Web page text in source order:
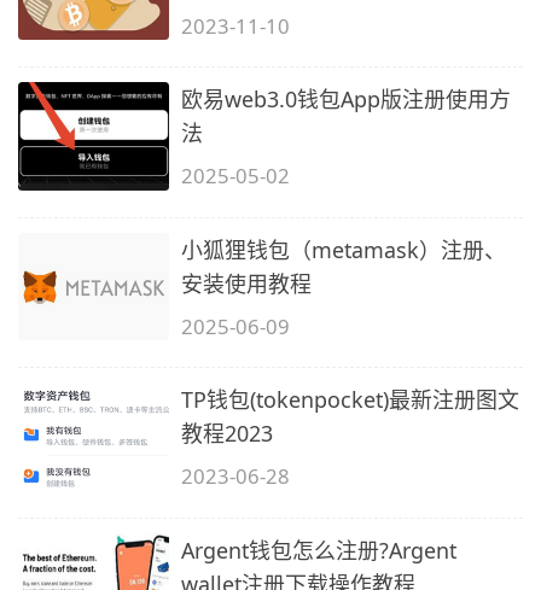
2023-11-10
欧易web3.0钱包App版注册使用方
法
2025-05-02
小狐狸钱包（metamask）注册、
安装使用教程
2025-06-09
TP钱包(tokenpocket)最新注册图文
教程2023
2023-06-28
Argent钱包怎么注册?Argent
wallet注册下载操作教程